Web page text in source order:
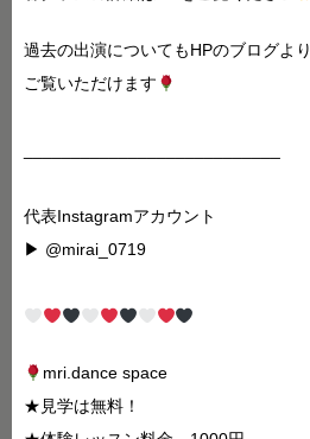
過去の出演についてもHPのブログより
ご覧いただけます
代表Instagramアカウント
▶︎ @mirai_0719
mri.dance space
★見学は無料！